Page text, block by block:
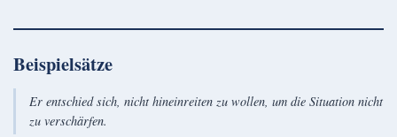
Beispielsätze
Er entschied sich, nicht hineinreiten zu wollen, um die Situation nicht
zu verschärfen.